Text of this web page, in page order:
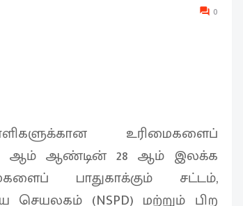
0
உரிமைகளைப்
ஆம் ஆண்டின் 28 ஆம் இலக்க
பாதுகாக்கும் சட்டம்,
செயலகம் (NSPD) மற்றும் பிற